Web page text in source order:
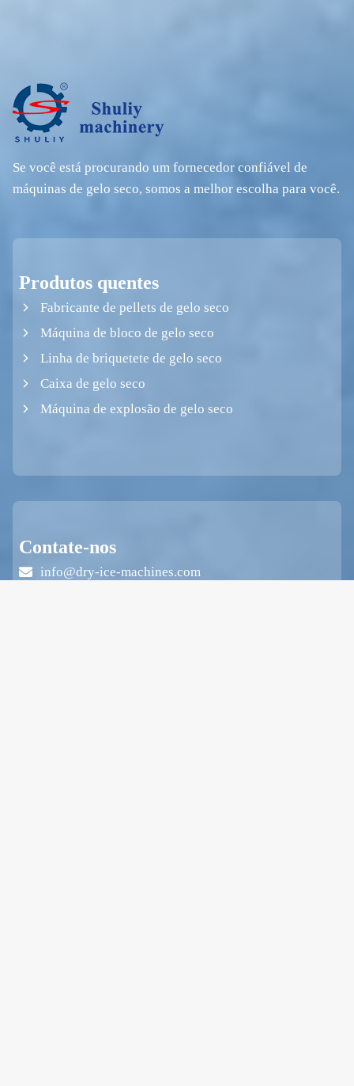
Se você está procurando um fornecedor confiável de
máquinas de gelo seco, somos a melhor escolha para você.
Produtos quentes
Fabricante de pellets de gelo seco
Máquina de bloco de gelo seco
Linha de briquetete de gelo seco
Caixa de gelo seco
Máquina de explosão de gelo seco
Contate-nos
info@dry-ice-machines.com